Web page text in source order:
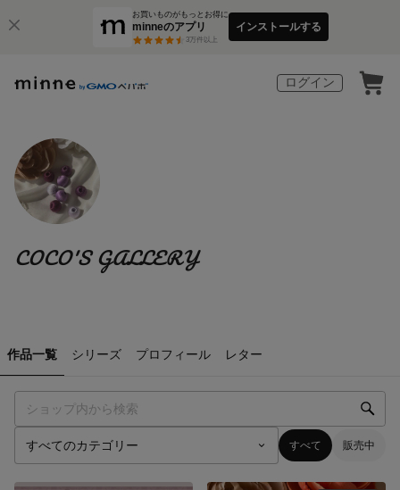
お買いものがもっとお得に
minneのアプリ
3万件以上
インストールする
ログイン
COCO'S GALLERY
作品一覧 シリーズ プロフィール レター
すべて 販売中